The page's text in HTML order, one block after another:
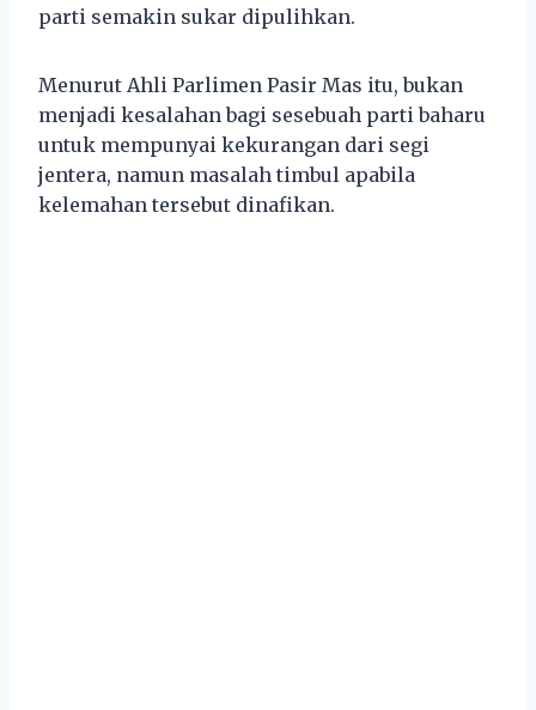
parti semakin sukar dipulihkan.
Menurut Ahli Parlimen Pasir Mas itu, bukan
menjadi kesalahan bagi sesebuah parti baharu
untuk mempunyai kekurangan dari segi
jentera, namun masalah timbul apabila
kelemahan tersebut dinafikan.